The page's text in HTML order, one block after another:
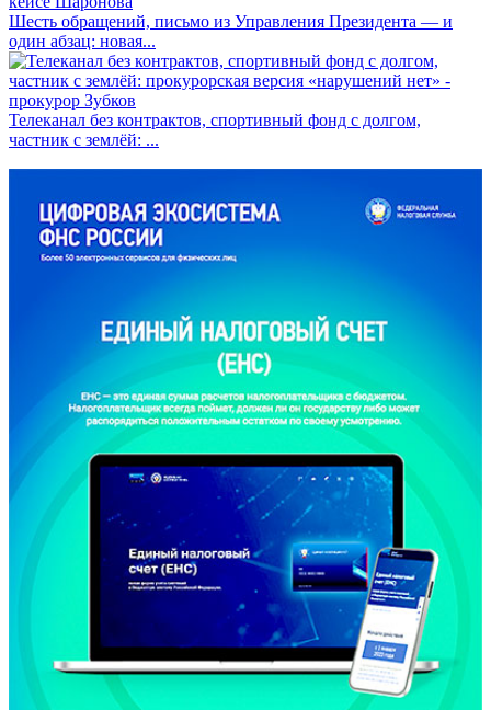
Шесть обращений, письмо из Управления Президента — и
один абзац: новая...
Телеканал без контрактов, спортивный фонд с долгом,
частник с землёй: ...